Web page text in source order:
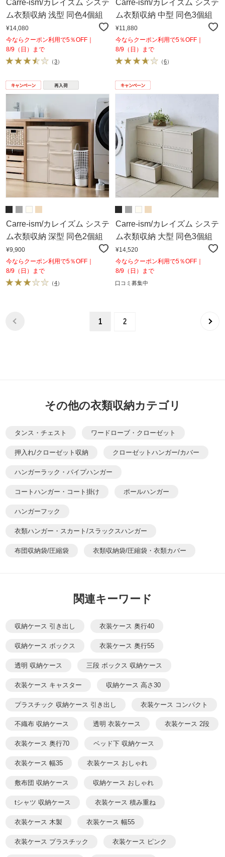
Carre-ism/カレイズム システ
ム衣類収納 浅型 同色4個組
¥14,080
今ならクーポン利用で5％OFF｜
8/9（日）まで
（3）
Carre-ism/カレイズム システ
ム衣類収納 中型 同色3個組
¥11,880
今ならクーポン利用で5％OFF｜
8/9（日）まで
（6）
Carre-ism/カレイズム システ
ム衣類収納 深型 同色2個組
¥9,900
今ならクーポン利用で5％OFF｜
8/9（日）まで
（4）
Carre-ism/カレイズム システ
ム衣類収納 大型 同色3個組
¥14,520
今ならクーポン利用で5％OFF｜
8/9（日）まで
口コミ募集中
1 2
その他の衣類収納カテゴリ
タンス・チェスト ワードローブ・クローゼット
押入れ/クローゼット収納 クローゼットハンガー/カバー
ハンガーラック・パイプハンガー
コートハンガー・コート掛け ポールハンガー
ハンガーフック
衣類ハンガー・スカート/スラックスハンガー
布団収納袋/圧縮袋 衣類収納袋/圧縮袋・衣類カバー
関連キーワード
収納ケース 引き出し 衣装ケース 奥行40
収納ケース ボックス 衣装ケース 奥行55
透明 収納ケース 三段 ボックス 収納ケース
衣装ケース キャスター 収納ケース 高さ30
プラスチック 収納ケース 引き出し 衣装ケース コンパクト
不織布 収納ケース 透明 衣装ケース 衣装ケース 2段
衣装ケース 奥行70 ベッド下 収納ケース
衣装ケース 幅35 衣装ケース おしゃれ
敷布団 収納ケース 収納ケース おしゃれ
tシャツ 収納ケース 衣装ケース 積み重ね
衣装ケース 木製 衣装ケース 幅55
衣装ケース プラスチック 衣装ケース ピンク